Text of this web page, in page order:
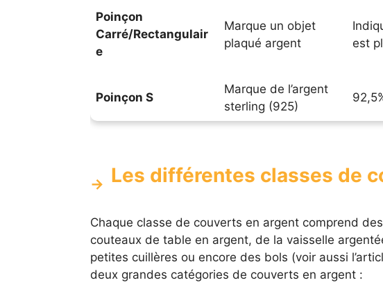
Poinçon
Carré/Rectangulair
e
Marque un objet
plaqué argent
est
Poinçon S
Marque de l’argent
sterling (925)
Les différentes classes de
Chaque classe de couverts en argent comprend
couteaux de table en argent, de la vaisselle
petites cuillères ou encore des bols (voir aussi
deux grandes catégories de couverts en argent :